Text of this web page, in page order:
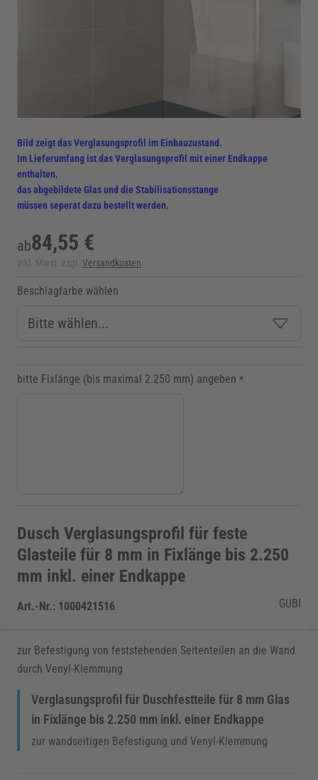
Bild zeigt das Verglasungsprofil im Einbauzustand.
Im Lieferumfang ist das Verglasungsprofil mit einer Endkappe
enthalten,
das abgebildete Glas und die Stabilisationsstange
müssen seperat dazu bestellt werden.
ab84,55 €
inkl. Mwst. zzgl. Versandkosten
Beschlagfarbe wählen
bitte Fixlänge (bis maximal 2.250 mm) angeben *
Dusch Verglasungsprofil für feste
Glasteile für 8 mm in Fixlänge bis 2.250
mm inkl. einer Endkappe
Art.-Nr.: 1000421516 GUBI
zur Befestigung von feststehenden Seitenteilen an die Wand
durch Venyl-Klemmung
Verglasungsprofil für Duschfestteile für 8 mm Glas
in Fixlänge bis 2.250 mm inkl. einer Endkappe
zur wandseitigen Befestigung und Venyl-Klemmung